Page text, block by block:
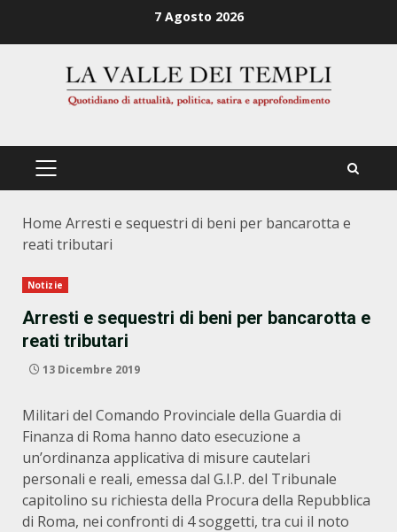
7 Agosto 2026
PRIMÄRES
Home Arresti e sequestri di beni per bancarotta e
reati tributari
Notizie
Arresti e sequestri di beni per bancarotta e
reati tributari
13 Dicembre 2019
Militari del Comando Provinciale della Guardia di
Finanza di Roma hanno dato esecuzione a
un’ordinanza applicativa di misure cautelari
personali e reali, emessa dal G.I.P. del Tribunale
capitolino su richiesta della Procura della Repubblica
di Roma, nei confronti di 4 soggetti, tra cui il noto